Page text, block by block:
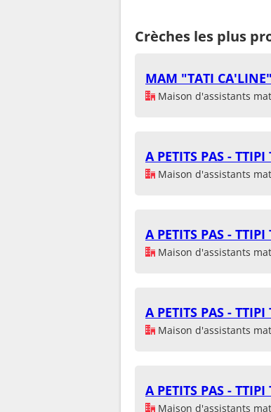
Crèches les plus
MAM "TATI CA'LINE"
Maison d'assistants
A PETITS PAS - TTIPI
Maison d'assistants
A PETITS PAS - TTIPI
Maison d'assistants
A PETITS PAS - TTIPI
Maison d'assistants
A PETITS PAS - TTIPI
Maison d'assistants